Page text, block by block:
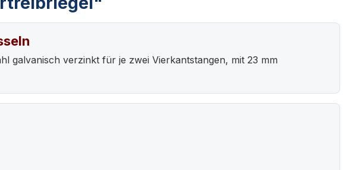
galvanisch verzinkt für je zwei Vierkantstangen, mit 23 mm